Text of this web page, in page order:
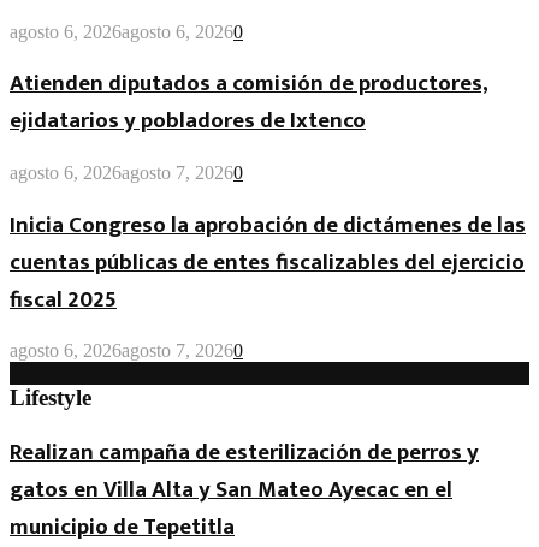
agosto 6, 2026agosto 6, 20260
Atienden diputados a comisión de productores,
ejidatarios y pobladores de Ixtenco
agosto 6, 2026agosto 7, 20260
Inicia Congreso la aprobación de dictámenes de las
cuentas públicas de entes fiscalizables del ejercicio
fiscal 2025
agosto 6, 2026agosto 7, 20260
Lifestyle
Realizan campaña de esterilización de perros y
gatos en Villa Alta y San Mateo Ayecac en el
municipio de Tepetitla